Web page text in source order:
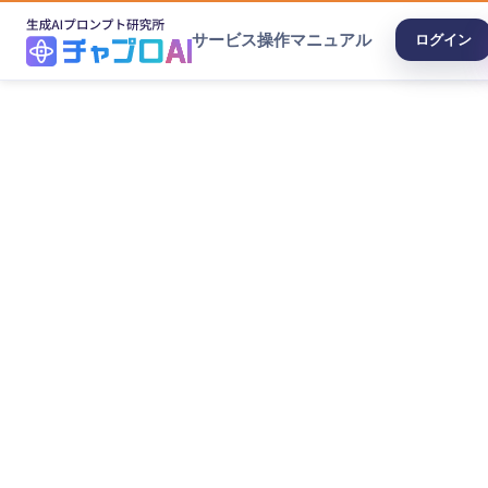
サービス操作マニュアル ログイン